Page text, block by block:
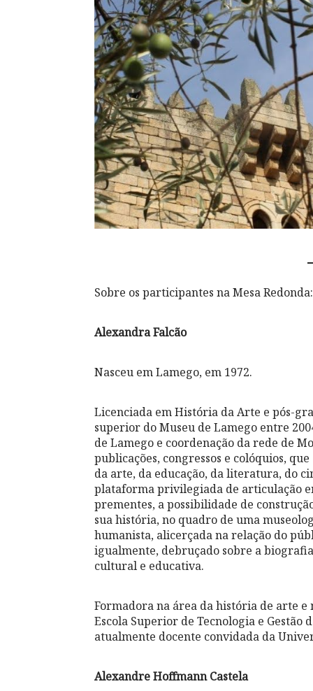
Sobre os participantes na Mesa Redonda:
Alexandra Falcão
Nasceu em Lamego, em 1972.
Licenciada em História da Arte e pós-
superior do Museu de Lamego entre
de Lamego e coordenação da rede de
publicações, congressos e colóquios,
da arte, da educação, da literatura, do
plataforma privilegiada de articulação
prementes, a possibilidade de
sua história, no quadro de uma
humanista, alicerçada na relação do
igualmente, debruçado sobre a
cultural e educativa.
Formadora na área da história de arte e
Escola Superior de Tecnologia e Gestão
atualmente docente convidada da
Alexandre Hoffmann Castela